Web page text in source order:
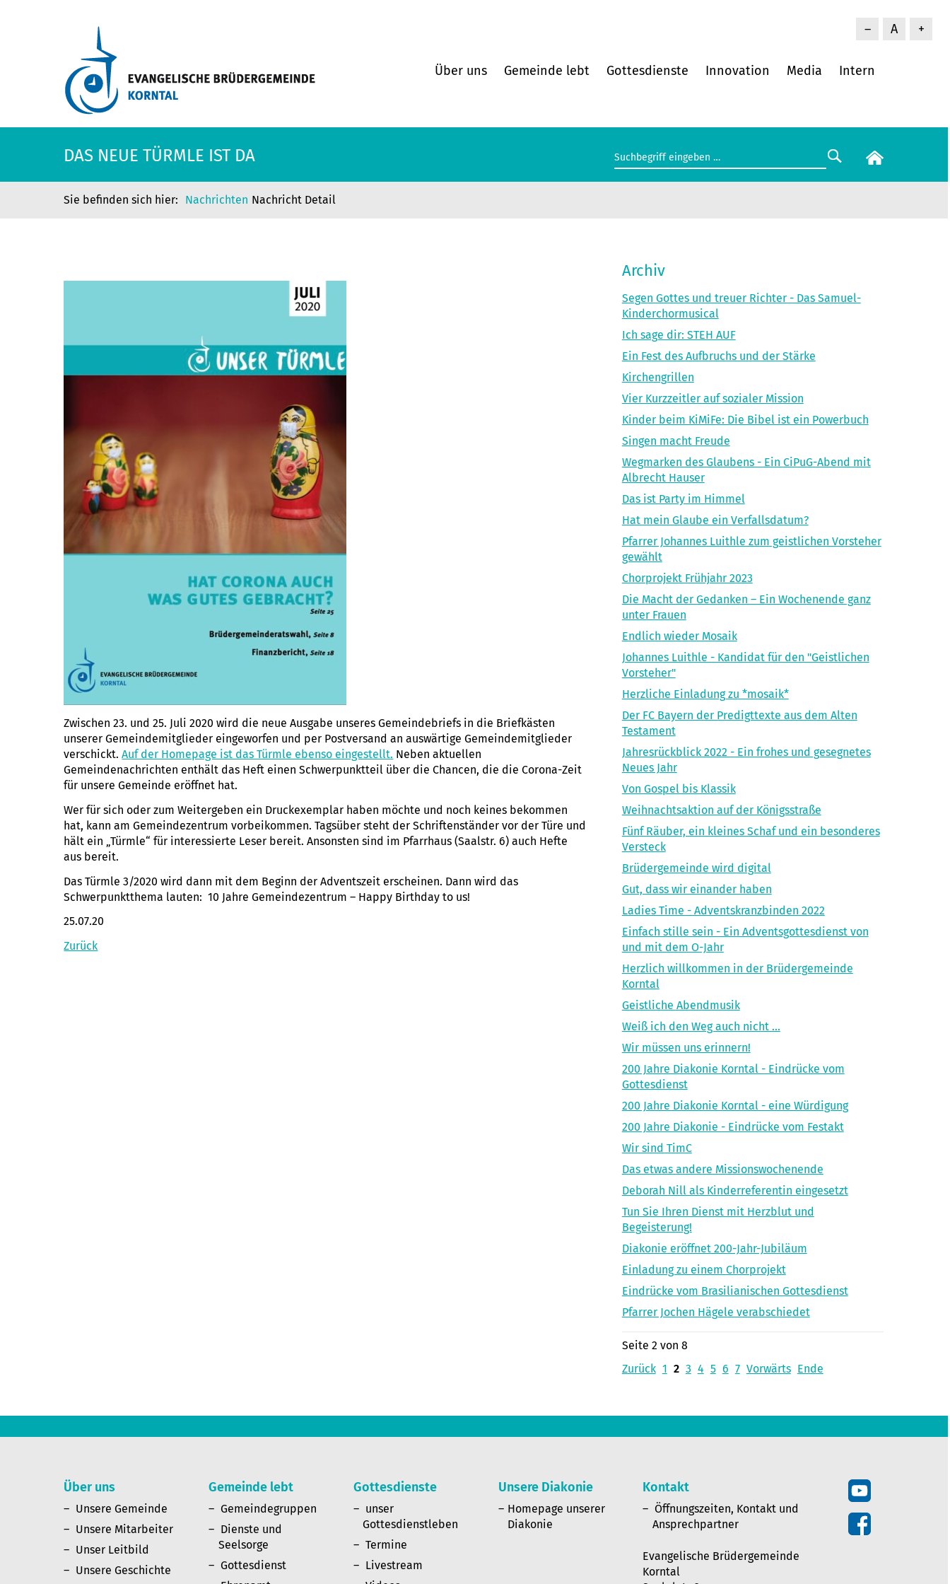
– A +
Über uns Gemeinde lebt Gottesdienste Innovation Media Intern
DAS NEUE TÜRMLE IST DA
Nachrichten Nachricht Detail
Zwischen 23. und 25. Juli 2020 wird die neue Ausgabe unseres Gemeindebriefs in die Briefkästen
unserer Gemeindemitglieder eingeworfen und per Postversand an auswärtige Gemeindemitglieder
verschickt.Auf der Homepage ist das Türmle ebenso eingestellt. Neben aktuellen
Gemeindenachrichten enthält das Heft einen Schwerpunktteil über die Chancen, die die Corona-Zeit
für unsere Gemeinde eröffnet hat.
Wer für sich oder zum Weitergeben ein Druckexemplar haben möchte und noch keines bekommen
hat, kann am Gemeindezentrum vorbeikommen. Tagsüber steht der Schriftenständer vor der Türe und
hält ein „Türmle“ für interessierte Leser bereit. Ansonsten sind im Pfarrhaus (Saalstr. 6) auch Hefte
aus bereit.
Das Türmle 3/2020 wird dann mit dem Beginn der Adventszeit erscheinen. Dann wird das
Schwerpunktthema lauten: 10 Jahre Gemeindezentrum – Happy Birthday to us!
25.07.20
Zurück
Archiv
Segen Gottes und treuer Richter - Das Samuel-
Kinderchormusical
Ich sage dir: STEH AUF
Ein Fest des Aufbruchs und der Stärke
Kirchengrillen
Vier Kurzzeitler auf sozialer Mission
Kinder beim KiMiFe: Die Bibel ist ein Powerbuch
Singen macht Freude
Wegmarken des Glaubens - Ein CiPuG-Abend mit
Albrecht Hauser
Das ist Party im Himmel
Hat mein Glaube ein Verfallsdatum?
Pfarrer Johannes Luithle zum geistlichen Vorsteher
gewählt
Chorprojekt Frühjahr 2023
Die Macht der Gedanken – Ein Wochenende ganz
unter Frauen
Endlich wieder Mosaik
Johannes Luithle - Kandidat für den "Geistlichen
Vorsteher"
Herzliche Einladung zu *mosaik*
Der FC Bayern der Predigttexte aus dem Alten
Testament
Jahresrückblick 2022 - Ein frohes und gesegnetes
Neues Jahr
Von Gospel bis Klassik
Weihnachtsaktion auf der Königsstraße
Fünf Räuber, ein kleines Schaf und ein besonderes
Versteck
Brüdergemeinde wird digital
Gut, dass wir einander haben
Ladies Time - Adventskranzbinden 2022
Einfach stille sein - Ein Adventsgottesdienst von
und mit dem O-Jahr
Herzlich willkommen in der Brüdergemeinde
Korntal
Geistliche Abendmusik
Weiß ich den Weg auch nicht ...
Wir müssen uns erinnern!
200 Jahre Diakonie Korntal - Eindrücke vom
Gottesdienst
200 Jahre Diakonie Korntal - eine Würdigung
200 Jahre Diakonie - Eindrücke vom Festakt
Wir sind TimC
Das etwas andere Missionswochenende
Deborah Nill als Kinderreferentin eingesetzt
Tun Sie Ihren Dienst mit Herzblut und
Begeisterung!
Diakonie eröffnet 200-Jahr-Jubiläum
Einladung zu einem Chorprojekt
Eindrücke vom Brasilianischen Gottesdienst
Pfarrer Jochen Hägele verabschiedet
Seite 2 von 8
Zurück 1 2 3 4 5 6 7 Vorwärts Ende
Über uns
Unsere Gemeinde
Unsere Mitarbeiter
Unser Leitbild
Unsere Geschichte
Gemeinde lebt
Gemeindegruppen
Dienste und
Seelsorge
Gottesdienst
Gottesdienste
unser
Gottesdienstleben
Termine
Livestream
Unsere Diakonie
Homepage unserer
Diakonie
Kontakt
Öffnungszeiten, Kontakt und
Ansprechpartner
Evangelische Brüdergemeinde
Korntal